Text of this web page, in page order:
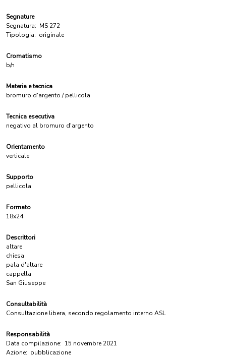
Segnature
Segnatura: MS 272
Tipologia: originale
Cromatismo
b/n
Materia e tecnica
bromuro d'argento / pellicola
Tecnica esecutiva
negativo al bromuro d'argento
Orientamento
verticale
Supporto
pellicola
Formato
18x24
Descrittori
altare
chiesa
pala d'altare
cappella
San Giuseppe
Consultabilità
Consultazione libera, secondo regolamento interno ASL
Responsabilità
Data compilazione: 15 novembre 2021
Azione: pubblicazione